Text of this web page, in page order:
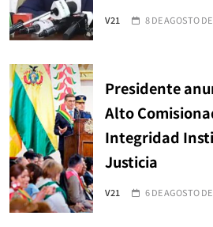
V21 8 DE AGOSTO
Presidente
Alto
Integridad
Justicia
V21 6 DE AGOSTO